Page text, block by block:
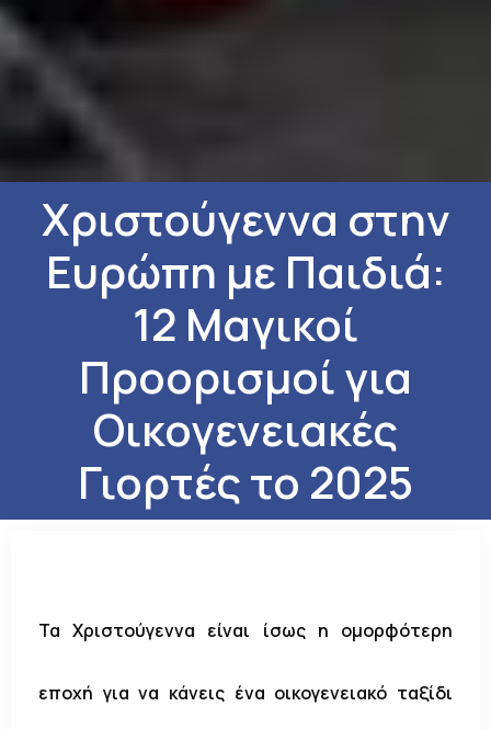
Χριστούγεννα στην
Ευρώπη με Παιδιά:
12 Μαγικοί
Προορισμοί για
Οικογενειακές
Γιορτές το 2025
Τα Χριστούγεννα είναι ίσως η ομορφότερη
εποχή για να κάνεις ένα οικογενειακό ταξίδι